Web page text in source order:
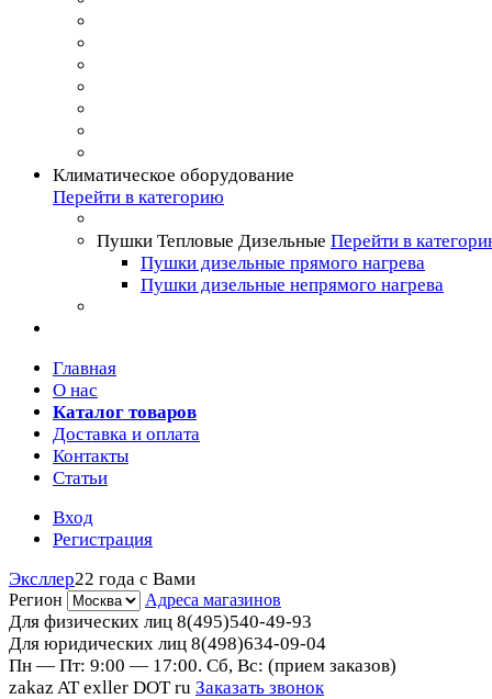
Климатическое оборудование
Перейти в категорию
Пушки Тепловые Дизельные Перейти в
Пушки дизельные прямого нагрева
Пушки дизельные непрямого нагрева
Главная
О нас
Каталог товаров
Доставка и оплата
Контакты
Статьи
Вход
Регистрация
Эксллер22 года с Вами
Регион Адреса магазинов
Для физических лиц 8(495)540-49-93
Для юридических лиц 8(498)634-09-04
Пн — Пт: 9:00 — 17:00. Сб, Вс: (прием заказов)
zakaz AT exller DOT ru Заказать звонок